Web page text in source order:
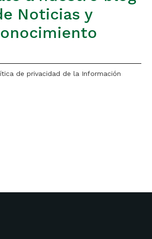
Noticias y
de privacidad de la Información